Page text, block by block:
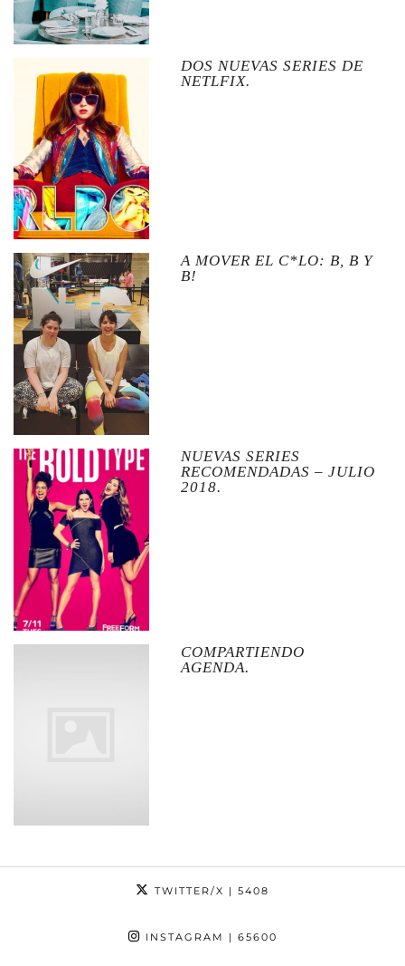
DOS NUEVAS SERIES DE
NETLFIX.
A MOVER EL C*LO: B, B Y
B!
NUEVAS SERIES
RECOMENDADAS – JULIO
2018.
COMPARTIENDO
AGENDA.
TWITTER/X | 5408
INSTAGRAM | 65600